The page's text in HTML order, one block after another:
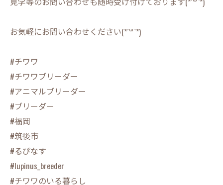
お気軽にお問い合わせください(*´꒳`*)
#チワワ
#チワワブリーダー
#アニマルブリーダー
#ブリーダー
#福岡
#筑後市
#るぴなす
#lupinus_breeder
#チワワのいる暮らし